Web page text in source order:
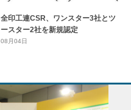
全印工連CSR、ワンスター3社とツ
ースター2社を新規認定
08月04日